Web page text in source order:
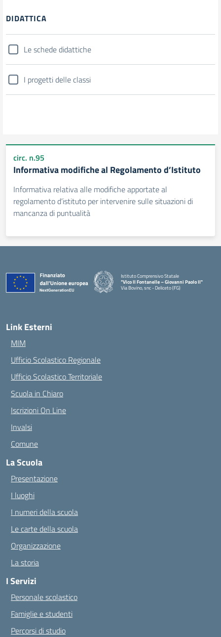
DIDATTICA
Le schede didattiche
I progetti delle classi
circ. n.95
Informativa modifiche al Regolamento d’Istituto
Informativa relativa alle modifiche apportate al
regolamento d’istituto per intervenire sulle situazioni di
mancanza di puntualità
Istituto Comprensivo Statale
"Vico II Fontanelle – Giovanni Paolo II"
Via Bovino, snc - Deliceto (FG)
Link Esterni
MIM
Ufficio Scolastico Regionale
Ufficio Scolastico Territoriale
Scuola in Chiaro
Iscrizioni On Line
Invalsi
Comune
La Scuola
Presentazione
I luoghi
I numeri della scuola
Le carte della scuola
Organizzazione
La storia
I Servizi
Personale scolastico
Famiglie e studenti
Percorsi di studio